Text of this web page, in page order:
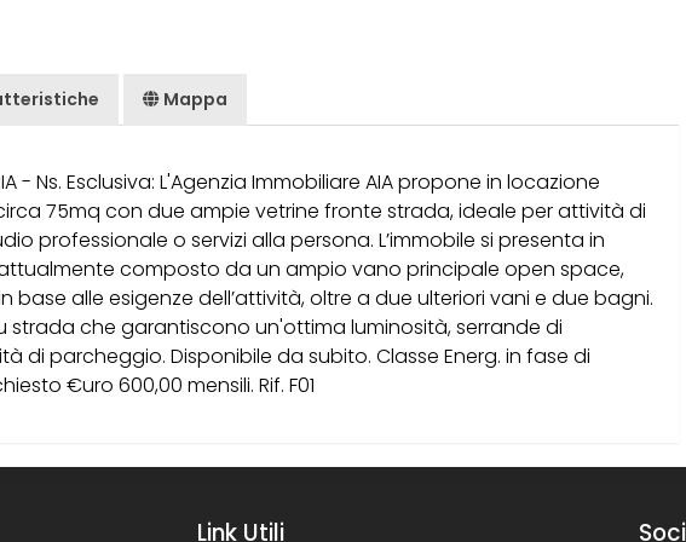
Mappa
- Ns. Esclusiva: L'Agenzia Immobiliare AIA propone in locazione
75mq con due ampie vetrine fronte strada, ideale per attività di
professionale o servizi alla persona. L’immobile si presenta in
composto da un ampio vano principale open space,
base alle esigenze dell’attività, oltre a due ulteriori vani e due bagni.
strada che garantiscono un'ottima luminosità, serrande di
di parcheggio. Disponibile da subito. Classe Energ. in fase di
€uro 600,00 mensili. Rif. F01
Link Utili